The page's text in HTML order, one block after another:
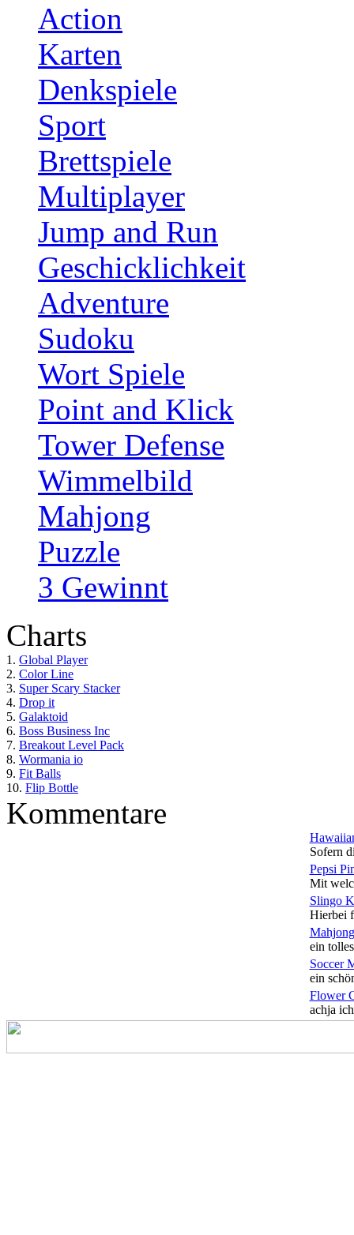
Action
Karten
Denkspiele
Sport
Brettspiele
Multiplayer
Jump and Run
Geschicklichkeit
Adventure
Sudoku
Wort Spiele
Point and Klick
Tower Defense
Wimmelbild
Mahjong
Puzzle
3 Gewinnt
Charts
1. Global Player
2. Color Line
3. Super Scary Stacker
4. Drop it
5. Galaktoid
6. Boss Business Inc
7. Breakout Level Pack
8. Wormania io
9. Fit Balls
10. Flip Bottle
Kommentare
Sofern
Pepsi
Mit
Slingo
Hierbei
ein
Soccer
ein
Flower
achja